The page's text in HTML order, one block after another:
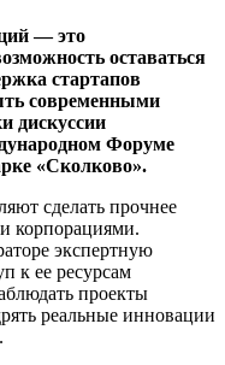
— это
оставаться
стартапов
современными
дискуссии
Форуме
«Сколково».
сделать прочнее
корпорациями.
экспертную
к ее ресурсам
проекты
реальные инновации